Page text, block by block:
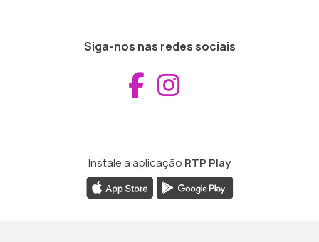
Siga-nos nas redes sociais
Aceder ao
Instale a aplicação RTP Play